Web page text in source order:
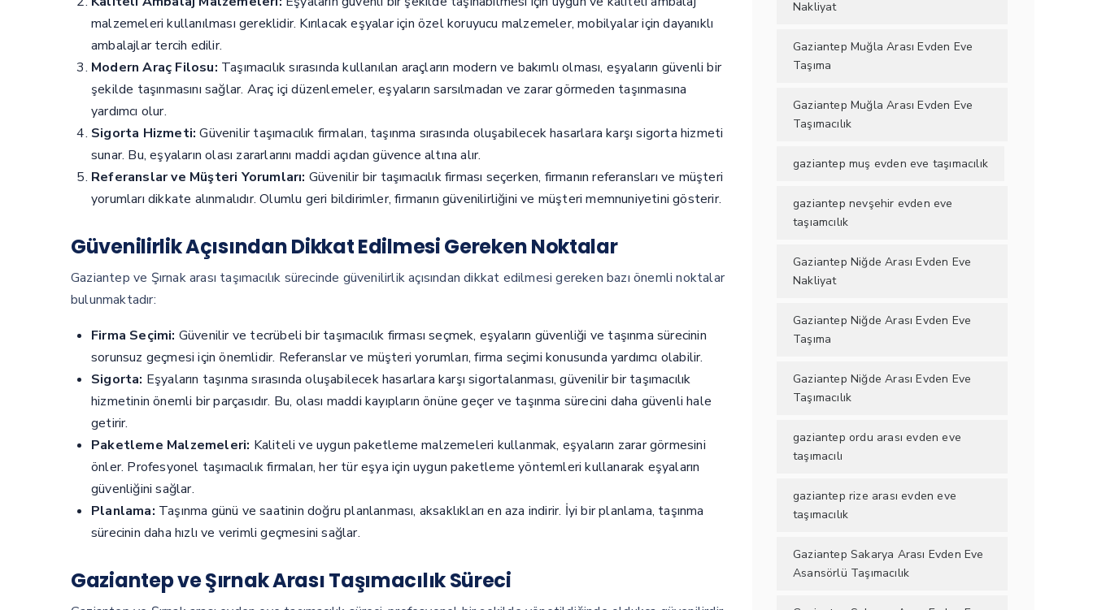
malzemeleri kullanılması gereklidir. Kırılacak eşyalar için özel koruyucu malzemeler, mobilyalar için dayanıklı
ambalajlar tercih edilir.
Modern Araç Filosu: Taşımacılık sırasında kullanılan araçların modern ve bakımlı olması, eşyaların güvenli bir
şekilde taşınmasını sağlar. Araç içi düzenlemeler, eşyaların sarsılmadan ve zarar görmeden taşınmasına
yardımcı olur.
Sigorta Hizmeti: Güvenilir taşımacılık firmaları, taşınma sırasında oluşabilecek hasarlara karşı sigorta hizmeti
sunar. Bu, eşyaların olası zararlarını maddi açıdan güvence altına alır.
Referanslar ve Müşteri Yorumları: Güvenilir bir taşımacılık firması seçerken, firmanın referansları ve müşteri
yorumları dikkate alınmalıdır. Olumlu geri bildirimler, firmanın güvenilirliğini ve müşteri memnuniyetini gösterir.
Güvenilirlik Açısından Dikkat Edilmesi Gereken Noktalar
Gaziantep ve Şırnak arası taşımacılık sürecinde güvenilirlik açısından dikkat edilmesi gereken bazı önemli noktalar
bulunmaktadır:
Firma Seçimi: Güvenilir ve tecrübeli bir taşımacılık firması seçmek, eşyaların güvenliği ve taşınma sürecinin
sorunsuz geçmesi için önemlidir. Referanslar ve müşteri yorumları, firma seçimi konusunda yardımcı olabilir.
Sigorta: Eşyaların taşınma sırasında oluşabilecek hasarlara karşı sigortalanması, güvenilir bir taşımacılık
hizmetinin önemli bir parçasıdır. Bu, olası maddi kayıpların önüne geçer ve taşınma sürecini daha güvenli hale
getirir.
Paketleme Malzemeleri: Kaliteli ve uygun paketleme malzemeleri kullanmak, eşyaların zarar görmesini
önler. Profesyonel taşımacılık firmaları, her tür eşya için uygun paketleme yöntemleri kullanarak eşyaların
güvenliğini sağlar.
Planlama: Taşınma günü ve saatinin doğru planlanması, aksaklıkları en aza indirir. İyi bir planlama, taşınma
sürecinin daha hızlı ve verimli geçmesini sağlar.
Gaziantep ve Şırnak Arası Taşımacılık Süreci
Nakliyat
Gaziantep Muğla Arası Evden Eve
Taşıma
Gaziantep Muğla Arası Evden Eve
Taşımacılık
gaziantep muş evden eve taşımacılık
gaziantep nevşehir evden eve
taşıamcılık
Gaziantep Niğde Arası Evden Eve
Nakliyat
Gaziantep Niğde Arası Evden Eve
Taşıma
Gaziantep Niğde Arası Evden Eve
Taşımacılık
gaziantep ordu arası evden eve
taşımacılı
gaziantep rize arası evden eve
taşımacılık
Gaziantep Sakarya Arası Evden Eve
Asansörlü Taşımacılık